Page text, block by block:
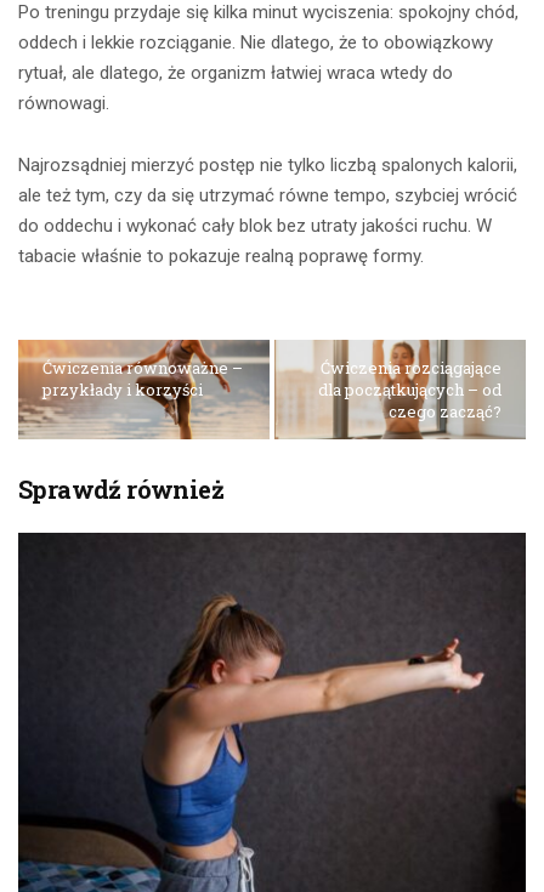
Po treningu przydaje się kilka minut wyciszenia: spokojny chód,
oddech i lekkie rozciąganie. Nie dlatego, że to obowiązkowy
rytuał, ale dlatego, że organizm łatwiej wraca wtedy do
równowagi.
Najrozsądniej mierzyć postęp nie tylko liczbą spalonych kalorii,
ale też tym, czy da się utrzymać równe tempo, szybciej wrócić
do oddechu i wykonać cały blok bez utraty jakości ruchu. W
tabacie właśnie to pokazuje realną poprawę formy.
Ćwiczenia równoważne –
przykłady i korzyści
Ćwiczenia rozciągające
dla początkujących – od
czego zacząć?
Sprawdź również